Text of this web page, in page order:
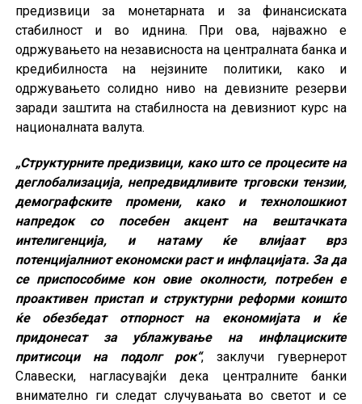
предизвици за монетарната и за финансиската
стабилност и во иднина. При ова, најважно е
одржувањето на независноста на централната банка и
кредибилноста на нејзините политики, како и
одржувањето солидно ниво на девизните резерви
заради заштита на стабилноста на девизниот курс на
националната валута.
„Структурните предизвици, како што се процесите на
деглобализација, непредвидливите трговски тензии,
демографските промени, како и технолошкиот
напредок со посебен акцент на вештачката
интелигенција, и натаму ќе влијаат врз
потенцијалниот економски раст и инфлацијата. За да
се приспособиме кон овие околности, потребен е
проактивен пристап и структурни реформи коишто
ќе обезбедат отпорност на економијата и ќе
придонесат за ублажување на инфлациските
притисоци на подолг рок“, заклучи гувернерот
Славески, нагласувајќи дека централните банки
внимателно ги следат случувањата во светот и се